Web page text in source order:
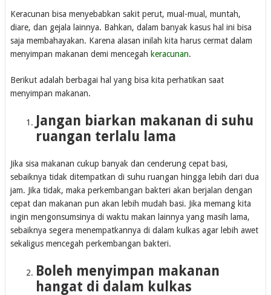
Keracunan bisa menyebabkan sakit perut, mual-mual, muntah,
diare, dan gejala lainnya. Bahkan, dalam banyak kasus hal ini bisa
saja membahayakan. Karena alasan inilah kita harus cermat dalam
menyimpan makanan demi mencegah keracunan.
Berikut adalah berbagai hal yang bisa kita perhatikan saat
menyimpan makanan.
Jangan biarkan makanan di suhu
ruangan terlalu lama
Jika sisa makanan cukup banyak dan cenderung cepat basi,
sebaiknya tidak ditempatkan di suhu ruangan hingga lebih dari dua
jam. Jika tidak, maka perkembangan bakteri akan berjalan dengan
cepat dan makanan pun akan lebih mudah basi. Jika memang kita
ingin mengonsumsinya di waktu makan lainnya yang masih lama,
sebaiknya segera menempatkannya di dalam kulkas agar lebih awet
sekaligus mencegah perkembangan bakteri.
Boleh menyimpan makanan
hangat di dalam kulkas